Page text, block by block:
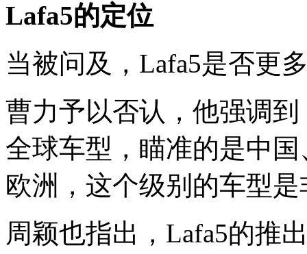
Lafa5的定位
当被问及，Lafa5是否更
曹力予以否认，他强调
全球车型，瞄准的是中
欧洲，这个级别的车型
周颖也指出，Lafa5的推